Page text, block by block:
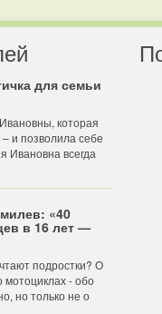
для семьи
которая
и позволила себе
Ивановна всегда
«40
в 16 лет —
подростки? О
мотоциклах - обо
но только не о